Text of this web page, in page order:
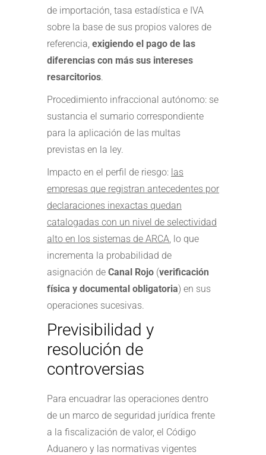
de importación, tasa estadística e IVA
sobre la base de sus propios valores de
referencia, exigiendo el pago de las
diferencias con más sus intereses
resarcitorios.
Procedimiento infraccional autónomo: se
sustancia el sumario correspondiente
para la aplicación de las multas
previstas en la ley.
Impacto en el perfil de riesgo: las
empresas que registran antecedentes por
declaraciones inexactas quedan
catalogadas con un nivel de selectividad
alto en los sistemas de ARCA , lo que
incrementa la probabilidad de
asignación de Canal Rojo (verificación
física y documental obligatoria) en sus
operaciones sucesivas.
Previsibilidad y
resolución de
controversias
Para encuadrar las operaciones dentro
de un marco de seguridad jurídica frente
a la fiscalización de valor, el Código
Aduanero y las normativas vigentes